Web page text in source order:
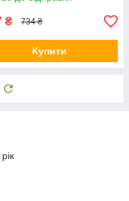
₴ 734 ₴
Купити